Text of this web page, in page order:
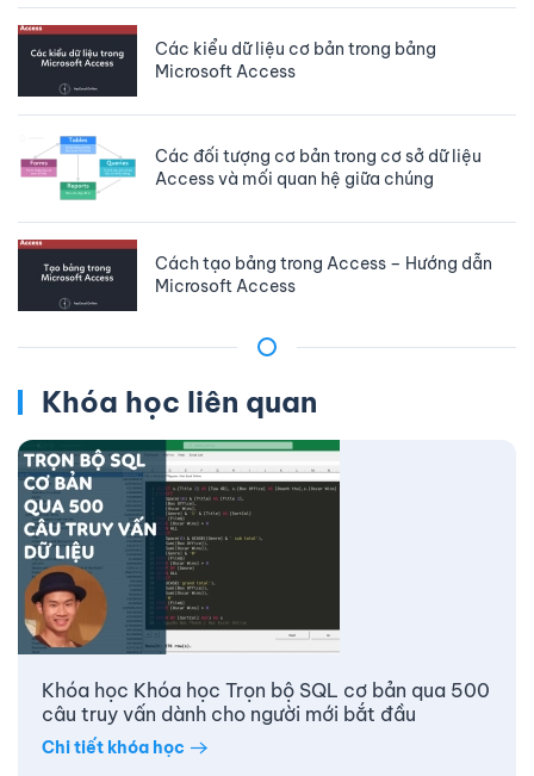
Các kiểu dữ liệu cơ bản trong bảng
Microsoft Access
Các đối tượng cơ bản trong cơ sở dữ liệu
Access và mối quan hệ giữa chúng
Cách tạo bảng trong Access – Hướng dẫn
Microsoft Access
Khóa học liên quan
Khóa học Khóa học Trọn bộ SQL cơ bản qua 500
câu truy vấn dành cho người mới bắt đầu
Chi tiết khóa học